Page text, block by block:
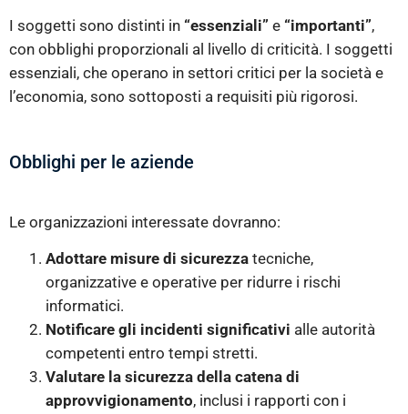
I soggetti sono distinti in “essenziali” e “importanti”,
con obblighi proporzionali al livello di criticità. I soggetti
essenziali, che operano in settori critici per la società e
l’economia, sono sottoposti a requisiti più rigorosi.
Obblighi per le aziende
Le organizzazioni interessate dovranno:
Adottare misure di sicurezza tecniche,
organizzative e operative per ridurre i rischi
informatici.
Notificare gli incidenti significativi alle autorità
competenti entro tempi stretti.
Valutare la sicurezza della catena di
approvvigionamento, inclusi i rapporti con i